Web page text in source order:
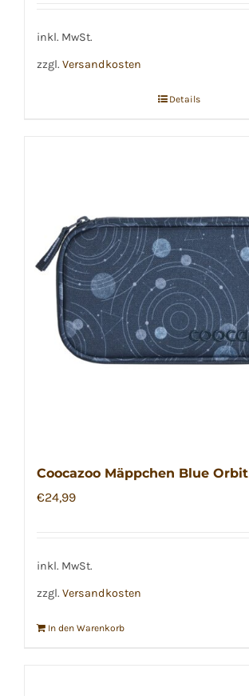
inkl. MwSt.
zzgl. Versandkosten
Details
Coocazoo Mäppchen Blue Orbit
€24,99
inkl. MwSt.
zzgl. Versandkosten
In den Warenkorb